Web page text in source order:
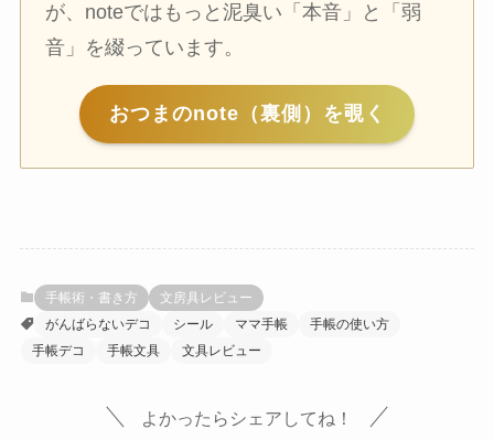
が、noteではもっと泥臭い「本音」と「弱
音」を綴っています。
おつまのnote（裏側）を覗く
手帳術・書き方
文房具レビュー
がんばらないデコ
シール ママ手帳
手帳の使い方
手帳デコ
手帳文具 文具レビュー
よかったらシェアしてね！